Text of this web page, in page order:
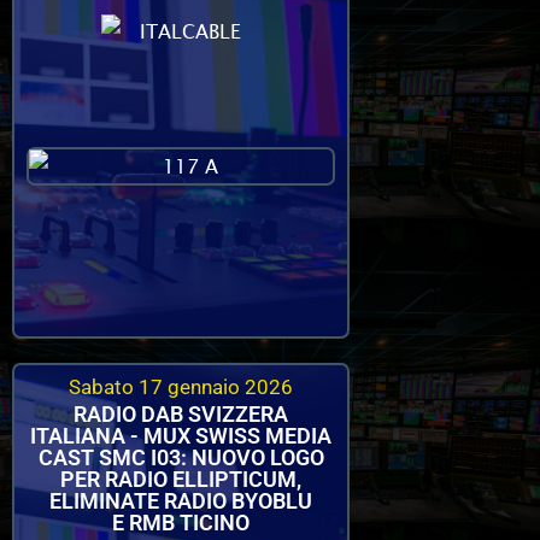
Sabato 17 gennaio 2026
RADIO DAB SVIZZERA
ITALIANA - MUX SWISS MEDIA
CAST SMC I03: NUOVO LOGO
PER RADIO ELLIPTICUM,
ELIMINATE RADIO BYOBLU
E RMB TICINO